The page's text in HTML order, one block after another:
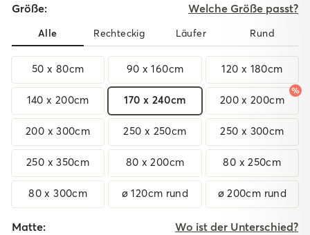
Größe: Welche Größe passt?
Alle Rechteckig Läufer Rund
50 x 80cm 90 x 160cm 120 x 180cm
140 x 200cm 170 x 240cm 200 x 200cm
200 x 300cm 250 x 250cm 250 x 300cm
250 x 350cm 80 x 200cm 80 x 250cm
80 x 300cm ø 120cm rund ø 200cm rund
Matte: Wo ist der Unterschied?